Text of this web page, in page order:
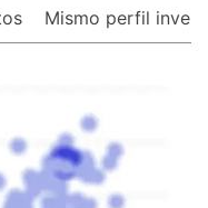
Mismo perfil